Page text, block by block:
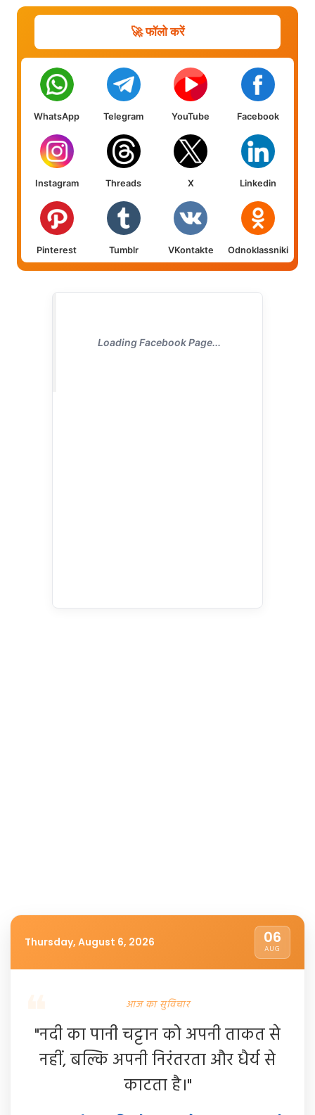
🚀 फॉलो करें
WhatsApp Telegram YouTube Facebook
Instagram Threads X Linkedin
Pinterest Tumblr VKontakte Odnoklassniki
Loading Facebook Page...
Thursday, August 6, 2026 06
AUG
आज का सुविचार
"नदी का पानी चट्टान को अपनी ताकत से
नहीं, बल्कि अपनी निरंतरता और धैर्य से
काटता है।"